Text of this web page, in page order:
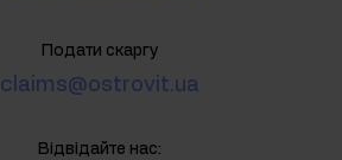
Подати скаргу
claims@ostrovit.ua
Відвідайте нас: